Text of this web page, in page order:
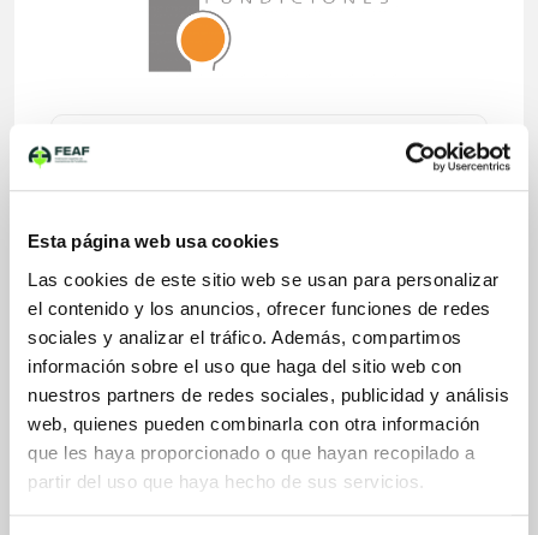
Esta página web usa cookies
Las cookies de este sitio web se usan para personalizar
el contenido y los anuncios, ofrecer funciones de redes
sociales y analizar el tráfico. Además, compartimos
información sobre el uso que haga del sitio web con
nuestros partners de redes sociales, publicidad y análisis
web, quienes pueden combinarla con otra información
que les haya proporcionado o que hayan recopilado a
partir del uso que haya hecho de sus servicios.
Aplicaciones Fundición No Férrea
Cobre y aleaciones
Sectores Fundición No Férrea
Energía eléctrica
Energía eólica
Máquina herramienta
Naval
Valvulería - accesorios de tubería